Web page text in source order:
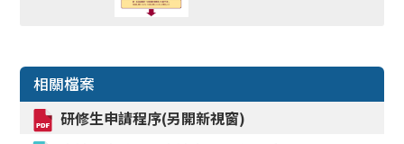
相關檔案
研修生申請程序(另開新視窗)